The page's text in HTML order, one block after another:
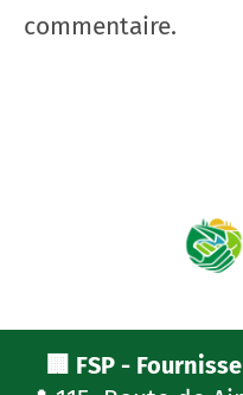
commentaire.
🏢 FSP -